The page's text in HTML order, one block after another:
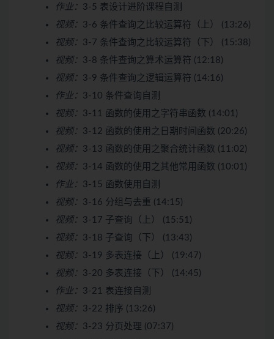
作业： 3-5 表设计进阶课程自测
视频： 3-6 条件查询之比较运算符（上） (13:26)
视频： 3-7 条件查询之比较运算符（下） (15:38)
视频： 3-8 条件查询之算术运算符 (12:18)
视频： 3-9 条件查询之逻辑运算符 (14:16)
作业： 3-10 条件查询自测
视频： 3-11 函数的使用之字符串函数 (14:01)
视频： 3-12 函数的使用之日期时间函数 (20:26)
视频： 3-13 函数的使用之聚合统计函数 (11:02)
视频： 3-14 函数的使用之其他常用函数 (10:01)
作业： 3-15 函数使用自测
视频： 3-16 分组与去重 (14:15)
视频： 3-17 子查询（上） (15:51)
视频： 3-18 子查询（下） (13:43)
视频： 3-19 多表连接（上） (19:47)
视频： 3-20 多表连接（下） (14:45)
作业： 3-21 表连接自测
视频： 3-22 排序 (13:26)
视频： 3-23 分页处理 (07:37)